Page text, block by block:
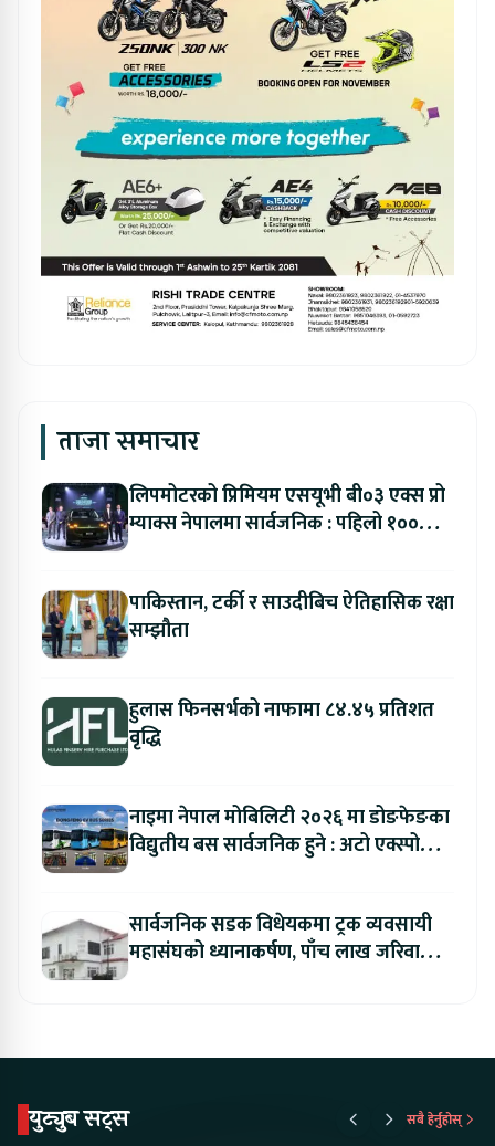
ताजा समाचार
लिपमोटरको प्रिमियम एसयूभी बी०३ एक्स प्रो
म्याक्स नेपालमा सार्वजनिक : पहिलो १००
पाकिस्तान, टर्की र साउदीबिच ऐतिहासिक रक्षा
सम्झौता
हुलास फिनसर्भको नाफामा ८४.४५ प्रतिशत
वृद्धि
नाइमा नेपाल मोबिलिटी २०२६ मा डोङफेङका
विद्युतीय बस सार्वजनिक हुने : अटो एक्स्पोमा
सार्वजनिक सडक विधेयकमा ट्रक व्यवसायी
महासंघको ध्यानाकर्षण, पाँच लाख जरिवाना
युट्युब सट्स सबै हेर्नुहोस्